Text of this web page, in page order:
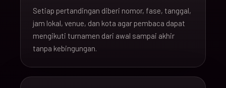
Setiap pertandingan diberi nomor, fase, tanggal,
jam lokal, venue, dan kota agar pembaca dapat
mengikuti turnamen dari awal sampai akhir
tanpa kebingungan.